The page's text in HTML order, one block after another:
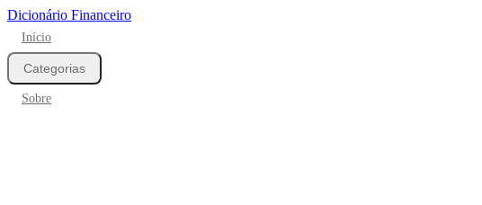
Dicionário Financeiro
Início
Categorias
Sobre